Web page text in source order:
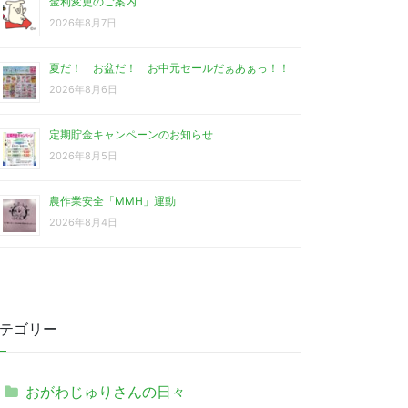
2026年8月7日
夏だ！ お盆だ！ お中元セールだぁあぁっ！！
2026年8月6日
定期貯金キャンペーンのお知らせ
2026年8月5日
農作業安全「MMH」運動
2026年8月4日
ゴリー
おがわじゅりさんの日々